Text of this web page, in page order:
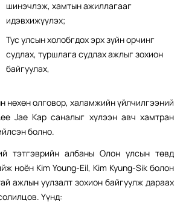
шинэчлэж, хамтын ажиллагааг
идэвхижүүлэх;
Тус улсын холобгдох эрх зүйн орчинг
судлах, туршлага судлах ажлыг зохион
байгуулах,
нөхөн олговор, халамжийн үйлчилгээний
Jae Kap саналыг хүлээн авч хамтран
болно.
тэтгэврийн албаны Олон улсын төвд
ноён Kim Young-Eil, Kim Kyung-Sik болон
ажлын уулзалт зохион байгуулж дараах
Үүнд: